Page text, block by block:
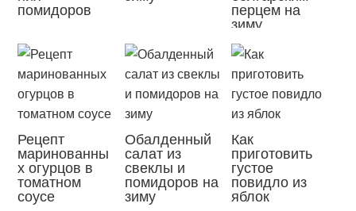
помидоров перцем на
зиму
Рецепт
маринованны
х огурцов в
томатном
соусе
Обалденный
салат из
свеклы и
помидоров на
зиму
Как
приготовить
густое
повидло из
яблок